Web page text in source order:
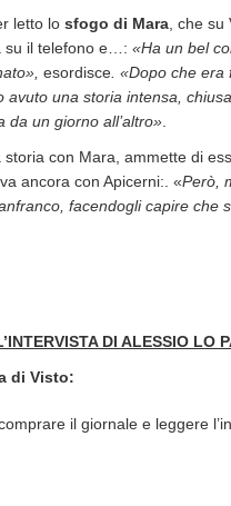
letto lo sfogo di Mara , che
su il telefono e…: «Ha un bel
esordisce . «Dopo che
avuto una storia intensa,
da un giorno all’altro»
storia con Mara, ammette di
ancora con Apicerni:. «Però,
facendogli capire che
DI ALESSIO LO
di Visto:
il giornale e leggere